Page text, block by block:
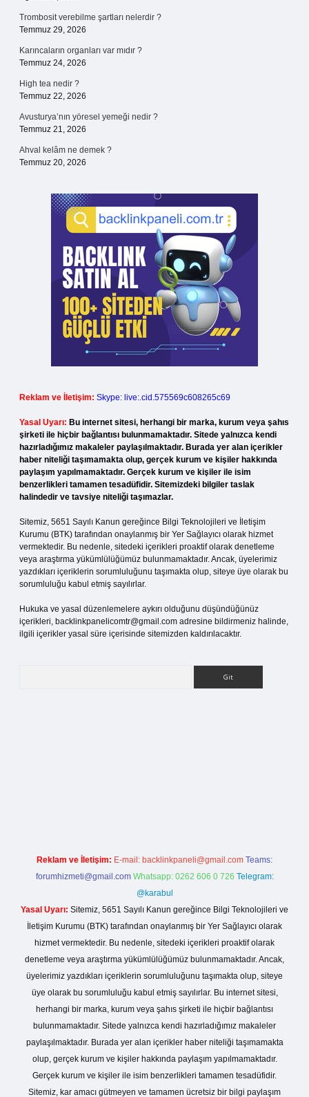
Trombosit verebilme şartları nelerdir ?
Temmuz 29, 2026
Karıncaların organları var mıdır ?
Temmuz 24, 2026
High tea nedir ?
Temmuz 22, 2026
Avusturya’nın yöresel yemeği nedir ?
Temmuz 21, 2026
Ahval kelâm ne demek ?
Temmuz 20, 2026
Reklam ve İletişim: Skype: live:.cid.575569c608265c69
Yasal Uyarı: Bu internet sitesi, herhangi bir marka, kurum veya şahıs
şirketi ile hiçbir bağlantısı bulunmamaktadır. Sitede yalnızca kendi
hazırladığımız makaleler paylaşılmaktadır. Burada yer alan içerikler
haber niteliği taşımamakta olup, gerçek kurum ve kişiler hakkında
paylaşım yapılmamaktadır. Gerçek kurum ve kişiler ile isim
benzerlikleri tamamen tesadüfidir. Sitemizdeki bilgiler taslak
halindedir ve tavsiye niteliği taşımazlar.
Sitemiz, 5651 Sayılı Kanun gereğince Bilgi Teknolojileri ve İletişim
Kurumu (BTK) tarafından onaylanmış bir Yer Sağlayıcı olarak hizmet
vermektedir. Bu nedenle, sitedeki içerikleri proaktif olarak denetleme
veya araştırma yükümlülüğümüz bulunmamaktadır. Ancak, üyelerimiz
yazdıkları içeriklerin sorumluluğunu taşımakta olup, siteye üye olarak bu
sorumluluğu kabul etmiş sayılırlar.
Hukuka ve yasal düzenlemelere aykırı olduğunu düşündüğünüz
içerikleri, backlinkpanelicomtr@gmail.com adresine bildirmeniz halinde,
ilgili içerikler yasal süre içerisinde sitemizden kaldırılacaktır.
Reklam ve İletişim: E-mail: backlinkpaneli@gmail.com Teams:
forumhizmeti@gmail.com Whatsapp: 0262 606 0 726 Telegram:
@karabul
Yasal Uyarı: Sitemiz, 5651 Sayılı Kanun gereğince Bilgi Teknolojileri ve
İletişim Kurumu (BTK) tarafından onaylanmış bir Yer Sağlayıcı olarak
hizmet vermektedir. Bu nedenle, sitedeki içerikleri proaktif olarak
denetleme veya araştırma yükümlülüğümüz bulunmamaktadır. Ancak,
üyelerimiz yazdıkları içeriklerin sorumluluğunu taşımakta olup, siteye
üye olarak bu sorumluluğu kabul etmiş sayılırlar. Bu internet sitesi,
herhangi bir marka, kurum veya şahıs şirketi ile hiçbir bağlantısı
bulunmamaktadır. Sitede yalnızca kendi hazırladığımız makaleler
paylaşılmaktadır. Burada yer alan içerikler haber niteliği taşımamakta
olup, gerçek kurum ve kişiler hakkında paylaşım yapılmamaktadır.
Gerçek kurum ve kişiler ile isim benzerlikleri tamamen tesadüfidir.
Sitemiz, kar amacı gütmeyen ve tamamen ücretsiz bir bilgi paylaşım